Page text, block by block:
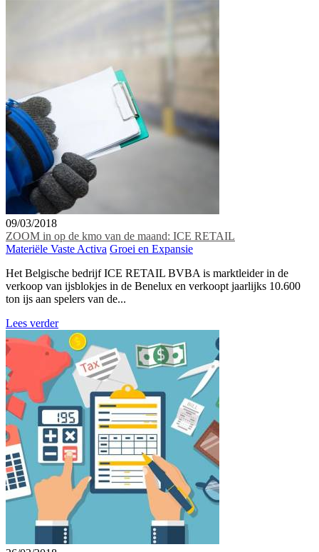
09/03/2018
ZOOM in op de kmo van de maand: ICE RETAIL
Materiële Vaste Activa Groei en Expansie
Het Belgische bedrijf ICE RETAIL BVBA is marktleider in de
verkoop van ijsblokjes in de Benelux en verkoopt jaarlijks 10.600
ton ijs aan spelers van de...
Lees verder